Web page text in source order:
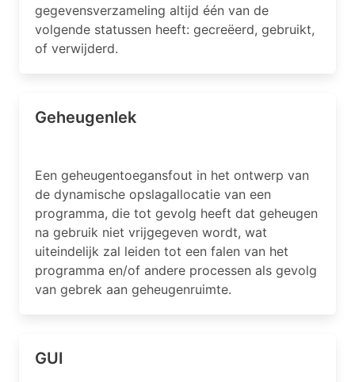
gegevensverzameling altijd één van de
volgende statussen heeft: gecreëerd, gebruikt,
of verwijderd.
Geheugenlek
Een geheugentoegansfout in het ontwerp van
de dynamische opslagallocatie van een
programma, die tot gevolg heeft dat geheugen
na gebruik niet vrijgegeven wordt, wat
uiteindelijk zal leiden tot een falen van het
programma en/of andere processen als gevolg
van gebrek aan geheugenruimte.
GUI